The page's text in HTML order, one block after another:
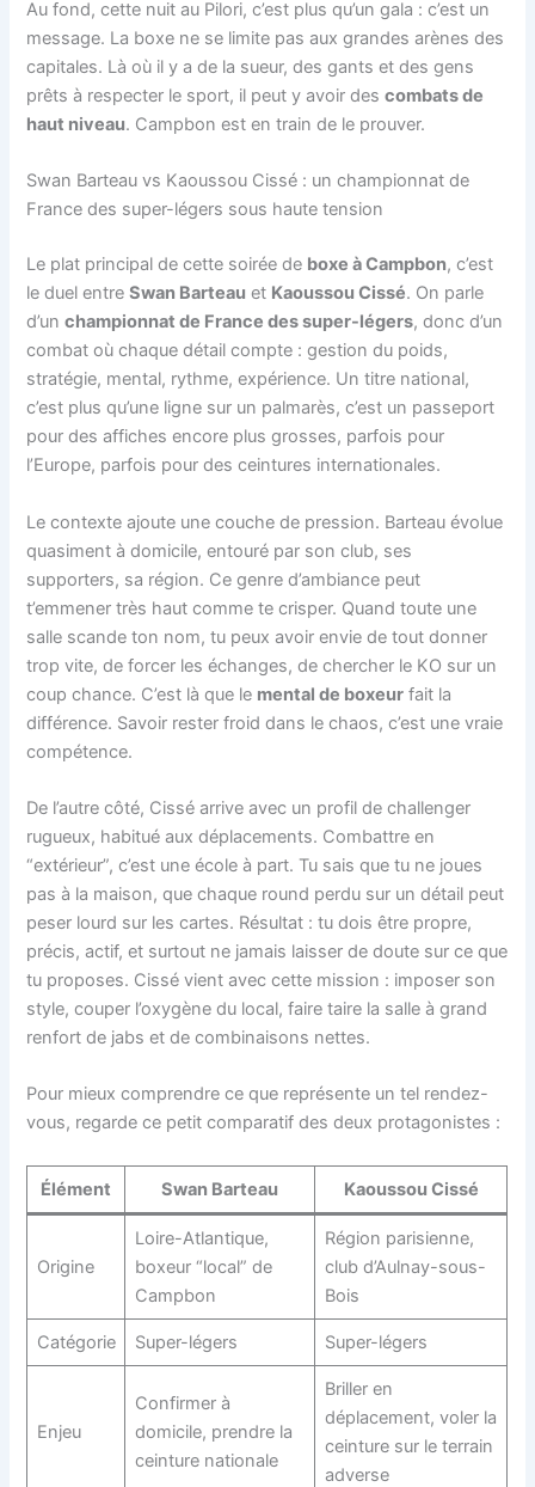
Au fond, cette nuit au Pilori, c’est plus qu’un gala : c’est un
message. La boxe ne se limite pas aux grandes arènes des
capitales. Là où il y a de la sueur, des gants et des gens
prêts à respecter le sport, il peut y avoir descombats de
haut niveau. Campbon est en train de le prouver.
Swan Barteau vs Kaoussou Cissé : un championnat de
France des super-légers sous haute tension
Le plat principal de cette soirée de boxe à Campbon, c’est
le duel entreSwan Barteau et Kaoussou Cissé. On parle
d’unchampionnat de France des super-légers, donc d’un
combat où chaque détail compte : gestion du poids,
stratégie, mental, rythme, expérience. Un titre national,
c’est plus qu’une ligne sur un palmarès, c’est un passeport
pour des affiches encore plus grosses, parfois pour
l’Europe, parfois pour des ceintures internationales.
Le contexte ajoute une couche de pression. Barteau évolue
quasiment à domicile, entouré par son club, ses
supporters, sa région. Ce genre d’ambiance peut
t’emmener très haut comme te crisper. Quand toute une
salle scande ton nom, tu peux avoir envie de tout donner
trop vite, de forcer les échanges, de chercher le KO sur un
coup chance. C’est là que le mental de boxeur fait la
différence. Savoir rester froid dans le chaos, c’est une vraie
compétence.
De l’autre côté, Cissé arrive avec un profil de challenger
rugueux, habitué aux déplacements. Combattre en
“extérieur”, c’est une école à part. Tu sais que tu ne joues
pas à la maison, que chaque round perdu sur un détail peut
peser lourd sur les cartes. Résultat : tu dois être propre,
précis, actif, et surtout ne jamais laisser de doute sur ce que
tu proposes. Cissé vient avec cette mission : imposer son
style, couper l’oxygène du local, faire taire la salle à grand
renfort de jabs et de combinaisons nettes.
Pour mieux comprendre ce que représente un tel rendez-
vous, regarde ce petit comparatif des deux protagonistes :
Élément Swan Barteau Kaoussou Cissé
Origine
Loire-Atlantique,
boxeur “local” de
Campbon
Région parisienne,
club d’Aulnay-sous-
Bois
Catégorie Super-légers Super-légers
Enjeu
Confirmer à
domicile, prendre la
ceinture nationale
Briller en
déplacement, voler la
ceinture sur le terrain
adverse